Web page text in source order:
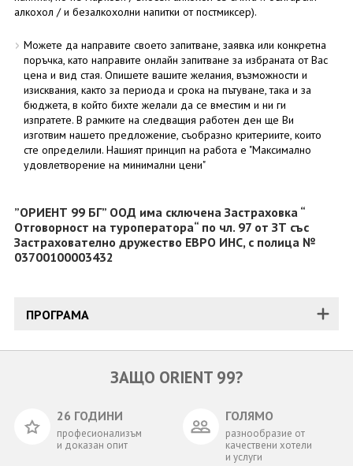
алкохол / и безалкохолни напитки от постмиксер).
Можете да направите своето запитване, заявка или конкретна
поръчка, като направите онлайн запитване за избраната от Вас
цена и вид стая. Опишете вашите желания, възможности и
изисквания, както за периода и срока на пътуване, така и за
бюджета, в който бихте желали да се вместим и ни ги
изпратете. В рамките на следващия работен ден ще Ви
изготвим нашето предложение, съобразно критериите, които
сте определили. Нашият принцип на работа е "Максимално
удовлетворение на минимални цени"
”ОРИЕНТ 99 БГ” ООД има сключена Застраховка “
Отговорност на туроператора“ по чл. 97 от ЗТ със
Застрахователно дружество ЕВРО ИНС, с полица №
03700100003432
ПРОГРАМА
ЗАЩО ORIENT 99?
26 ГОДИНИ
професионализъм
и доказан опит
ГОЛЯМО
разнообразие от
качествени хотели
и услуги